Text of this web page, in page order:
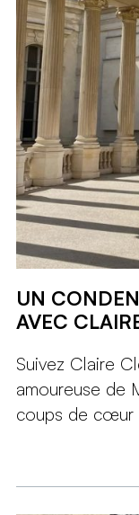
UN
AVEC
Suivez Claire
amoureuse de
coups de cœur